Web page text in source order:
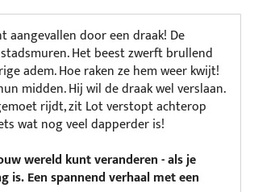
door een draak! De
Het beest zwerft brullend
adem. Hoe raken ze hem weer kwijt!
midden. Hij wil de draak wel verslaan.
rijdt, zit Lot verstopt achterop
wat nog veel dapperder is!
wereld kunt veranderen - als je
is. Een spannend verhaal met een